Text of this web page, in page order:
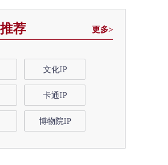
荐 更多>
文化IP
卡通IP
博物院IP